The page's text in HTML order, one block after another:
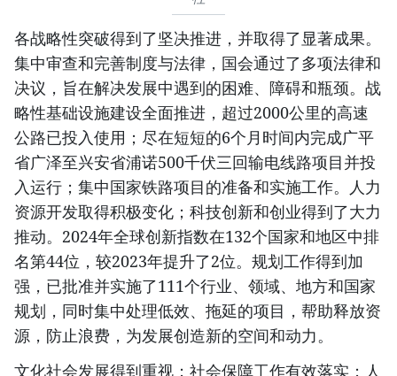
各战略性突破得到了坚决推进，并取得了显著成果。
集中审查和完善制度与法律，国会通过了多项法律和
决议，旨在解决发展中遇到的困难、障碍和瓶颈。战
略性基础设施建设全面推进，超过2000公里的高速
公路已投入使用；尽在短短的6个月时间内完成广平
省广泽至兴安省浦诺500千伏三回输电线路项目并投
入运行；集中国家铁路项目的准备和实施工作。人力
资源开发取得积极变化；科技创新和创业得到了大力
推动。2024年全球创新指数在132个国家和地区中排
名第44位，较2023年提升了2位。规划工作得到加
强，已批准并实施了111个行业、领域、地方和国家
规划，同时集中处理低效、拖延的项目，帮助释放资
源，防止浪费，为发展创造新的空间和动力。
文化社会发展得到重视；社会保障工作有效落实；人